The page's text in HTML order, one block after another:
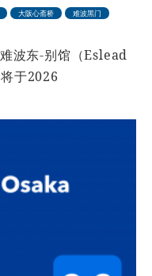
大阪心斋桥 难波黑门
波东-别馆（Eslead
于2026